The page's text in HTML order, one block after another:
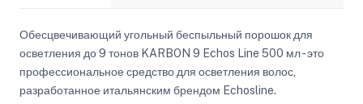
Обесцвечивающий угольный беспыльный порошок для
осветления до 9 тонов KARBON 9 Echos Line 500 мл - это
профессиональное средство для осветления волос,
разработанное итальянским брендом Echosline.